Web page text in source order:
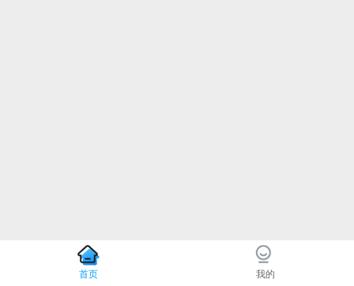
首页 我的